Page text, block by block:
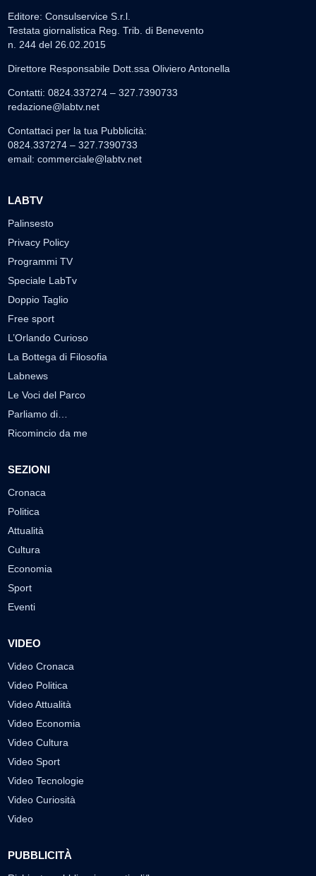
Editore: Consulservice S.r.l.
Testata giornalistica Reg. Trib. di Benevento
n. 244 del 26.02.2015
Direttore Responsabile Dott.ssa Oliviero Antonella
Contatti: 0824.337274 – 327.7390733
redazione@labtv.net
Contattaci per la tua Pubblicità:
0824.337274 – 327.7390733
email: commerciale@labtv.net
LABTV
Palinsesto
Privacy Policy
Programmi TV
Speciale LabTv
Doppio Taglio
Free sport
L’Orlando Curioso
La Bottega di Filosofia
Labnews
Le Voci del Parco
Parliamo di…
Ricomincio da me
SEZIONI
Cronaca
Politica
Attualità
Cultura
Economia
Sport
Eventi
VIDEO
Video Cronaca
Video Politica
Video Attualità
Video Economia
Video Cultura
Video Sport
Video Tecnologie
Video Curiosità
Video
PUBBLICITÀ